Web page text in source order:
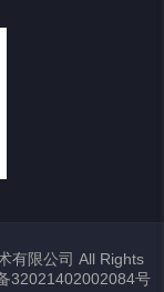
理工大学校企
有限公司 All Rights
32021402002084号